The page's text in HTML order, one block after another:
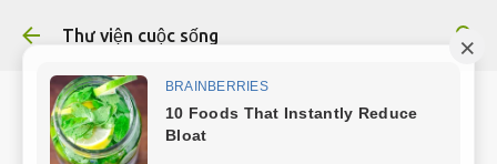
Chuyển đến nội dung chính
Thư viện cuộc sống